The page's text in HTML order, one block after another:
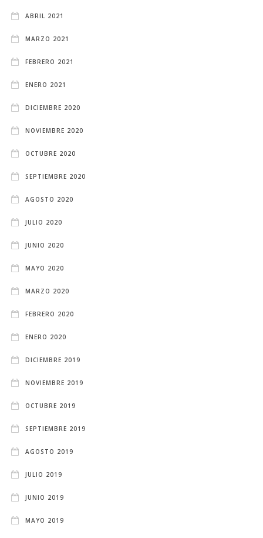
ABRIL 2021
MARZO 2021
FEBRERO 2021
ENERO 2021
DICIEMBRE 2020
NOVIEMBRE 2020
OCTUBRE 2020
SEPTIEMBRE 2020
AGOSTO 2020
JULIO 2020
JUNIO 2020
MAYO 2020
MARZO 2020
FEBRERO 2020
ENERO 2020
DICIEMBRE 2019
NOVIEMBRE 2019
OCTUBRE 2019
SEPTIEMBRE 2019
AGOSTO 2019
JULIO 2019
JUNIO 2019
MAYO 2019